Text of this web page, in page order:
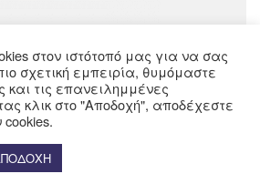
2020
στον ιστότοπό μας για να σας
σχετική εμπειρία, θυμόμαστε
και τις επανειλημμένες
κλικ στο "Αποδοχή", αποδέχεστε
cookies.